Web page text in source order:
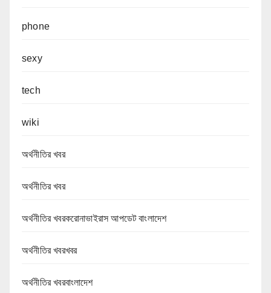
phone
sexy
tech
wiki
অর্থনীতির খবর
অর্থনীতির খবর
অর্থনীতির খবরকরোনাভাইরাস আপডেট বাংলাদেশ
অর্থনীতির খবরখবর
অর্থনীতির খবরবাংলাদেশ